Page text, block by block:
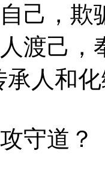
己，欺
己，
人和
守道？